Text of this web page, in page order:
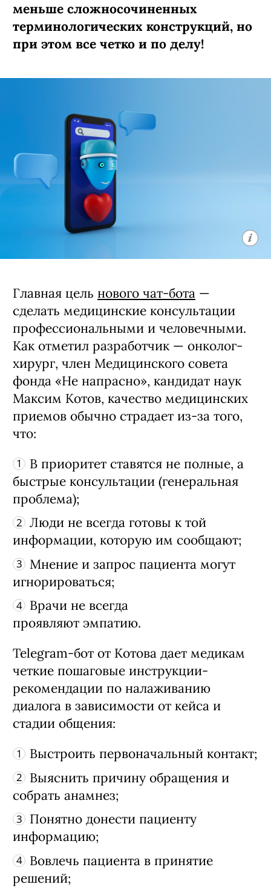
меньше сложносочиненных
терминологических конструкций, но
при этом все четко и по делу!
Главная цель нового чат-бота —
сделать медицинские консультации
профессиональными и человечными.
Как отметил разработчик — онколог-
хирург, член Медицинского совета
фонда «Не напрасно», кандидат наук
Максим Котов, качество медицинских
приемов обычно страдает из-за того,
что:
В приоритет ставятся не полные, а
быстрые консультации (генеральная
проблема);
Люди не всегда готовы к той
информации, которую им сообщают;
Мнение и запрос пациента могут
игнорироваться;
Врачи не всегда
проявляют эмпатию.
Telegram-бот от Котова дает медикам
четкие пошаговые инструкции-
рекомендации по налаживанию
диалога в зависимости от кейса и
стадии общения:
Выстроить первоначальный контакт;
Выяснить причину обращения и
собрать анамнез;
Понятно донести пациенту
информацию;
Вовлечь пациента в принятие
решений;